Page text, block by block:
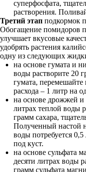
суперфосфата,
растворения.
Третий этап подкормок
Обогащение помидоров
улучшает вкусовые
удобрять растения
одну из следующих
на основе гумата и
воды растворите 20
гумата,
расхода – 1 литр на
на основе дрожжей и
литрах теплой воды
грамм сахара,
Полученный настой
воды потребуется
под куст.
на основе сульфата
десяти литрах воды
грамм сульфата